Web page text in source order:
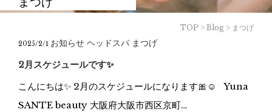
TOP >Blog > まつげ
2025/2/1 お知らせ ヘッドスパ まつげ
2月スケジュールです✨
こんにちは✨ 2月のスケジュールになります🎀☺️ Yuna
SANTE beauty 大阪府大阪市西区京町…